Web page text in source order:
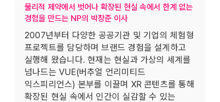
물리적 제약에서 벗어나 확장된 현실 속에서 한계 없는
경험을 만드는 NP의 박창준 이사
2007년부터 다양한 공공기관 및 기업의 체험형
프로젝트를 담당하며 브랜드 경험을 설계하고
실행해 왔습니다. 현재는 현실과 가상의 세계를
넘나드는 VUE(버추얼 언리미티드
익스피리언스) 본부를 이끌며 XR 콘텐츠를 통해
확장된 현실 속에서 인간이 실감할 수 있는